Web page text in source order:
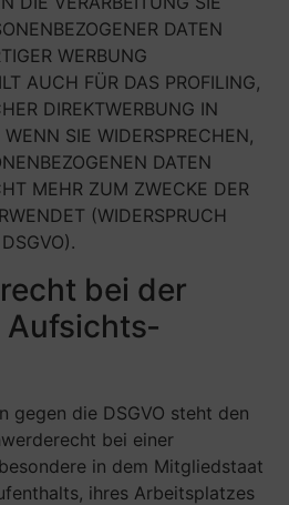
DATEN
WERBUNG
AUCH FÜR DAS PROFILING,
DIREKTWERBUNG IN
SIE WIDERSPRECHEN,
DATEN
MEHR ZUM ZWECKE DER
(WIDERSPRUCH
bei der
Aufsichts­
gegen die DSGVO steht den
bei einer
in dem Mitgliedstaat
ihres Arbeitsplatzes